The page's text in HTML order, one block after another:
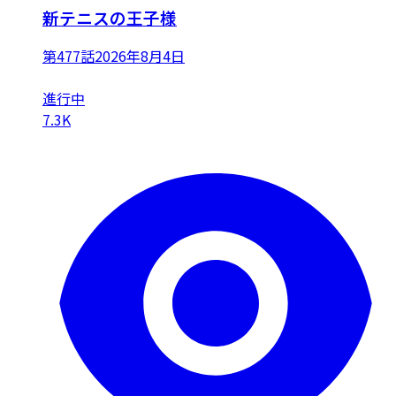
新テニスの王子様
第477話2026年8月4日
進行中
7.3K